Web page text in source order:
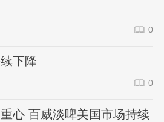
0
下降
0
心 百威淡啤美国市场持续